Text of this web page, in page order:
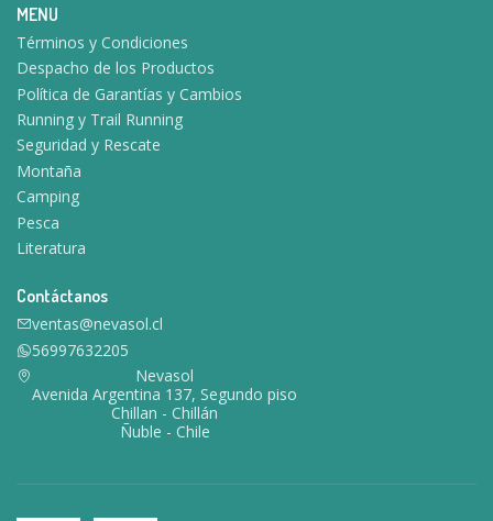
MENU
Términos y Condiciones
Despacho de los Productos
Política de Garantías y Cambios
Running y Trail Running
Seguridad y Rescate
Montaña
Camping
Pesca
Literatura
Contáctanos
ventas@nevasol.cl
56997632205
Nevasol
Avenida Argentina 137, Segundo piso
Chillan - Chillán
Ñuble - Chile